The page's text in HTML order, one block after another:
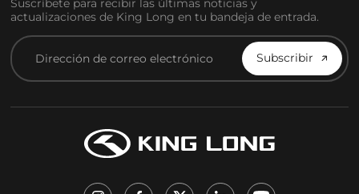
Suscríbete para recibir las últimas noticias y
actualizaciones de King Long en tu bandeja de entrada.
Subscribir